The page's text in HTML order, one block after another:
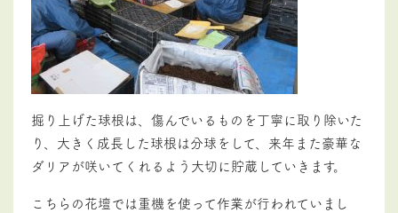
掘り上げた球根は、傷んでいるものを丁寧に取り除いた
り、大きく成長した球根は分球をして、来年また豪華な
ダリアが咲いてくれるよう大切に貯蔵していきます。
こちらの花壇では重機を使って作業が行われていまし